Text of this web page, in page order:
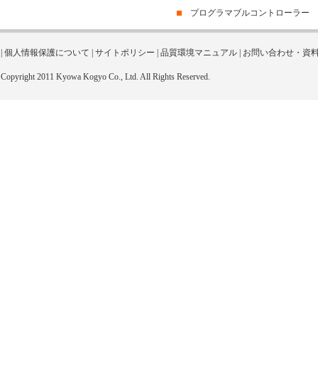
プログラマブルコントローラー
個人情報保護について サイトポリシー 品質環境マニュアル お問い合わせ・資
Copyright 2011 Kyowa Kogyo Co., Ltd. All Rights Reserved.